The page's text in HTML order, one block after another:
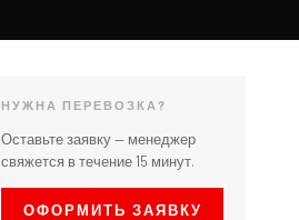
НУЖНА ПЕРЕВОЗКА?
Оставьте заявку — менеджер
свяжется в течение 15 минут.
ОФОРМИТЬ ЗАЯВКУ